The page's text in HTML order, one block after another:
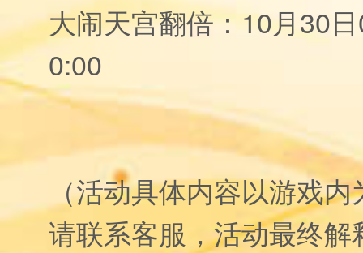
大闹天宫翻倍：10月30
0:00
（活动具体内容以游戏
请联系客服，活动最终解